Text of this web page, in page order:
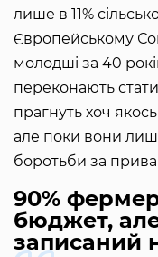
лише в 11%
Європейському
молодші за 40
переконають
прагнуть хоч
але поки вони
боротьби за
90%
бюджет, але
записаний